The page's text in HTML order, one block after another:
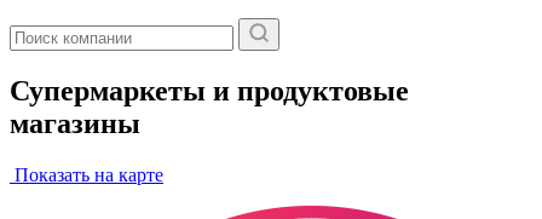
Супермаркеты и продуктовые
магазины
Показать на карте